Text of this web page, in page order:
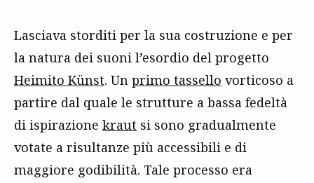
Lasciava storditi per la sua costruzione e per
la natura dei suoni l’esordio del progetto
Heimito Künst. Un primo tassello vorticoso a
partire dal quale le strutture a bassa fedeltà
di ispirazione kraut si sono gradualmente
votate a risultanze più accessibili e di
maggiore godibilità. Tale processo era